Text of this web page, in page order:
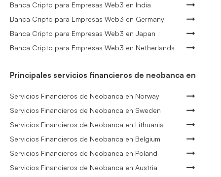
Banca Cripto para Empresas Web3 en India
Banca Cripto para Empresas Web3 en Germany
Banca Cripto para Empresas Web3 en Japan
Banca Cripto para Empresas Web3 en Netherlands
Principales servicios financieros de neobanca en
Servicios Financieros de Neobanca en Norway
Servicios Financieros de Neobanca en Sweden
Servicios Financieros de Neobanca en Lithuania
Servicios Financieros de Neobanca en Belgium
Servicios Financieros de Neobanca en Poland
Servicios Financieros de Neobanca en Austria